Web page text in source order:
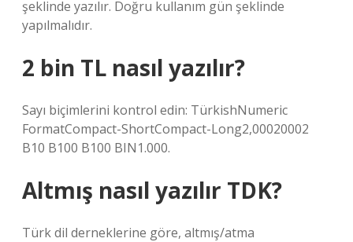
şeklinde yazılır. Doğru kullanım gün şeklinde
yapılmalıdır.
2 bin TL nasıl yazılır?
Sayı biçimlerini kontrol edin: TürkishNumeric
FormatCompact-ShortCompact-Long2,00020002
B10 B100 B100 BIN1.000.
Altmış nasıl yazılır TDK?
Türk dil derneklerine göre, altmış/atma